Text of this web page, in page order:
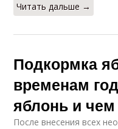
Читать дальше →
Подкормка
временам
яблонь и
После внесения всех